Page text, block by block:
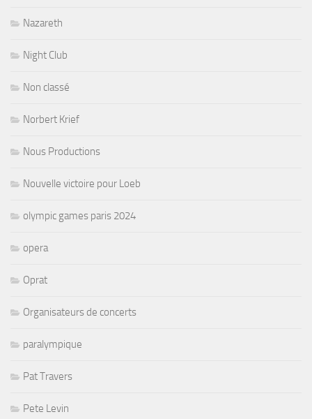
Nazareth
Night Club
Non classé
Norbert Krief
Nous Productions
Nouvelle victoire pour Loeb
olympic games paris 2024
opera
Oprat
Organisateurs de concerts
paralympique
Pat Travers
Pete Levin